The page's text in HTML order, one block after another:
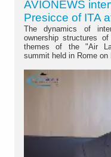
AVIONEWS
Presicce of ITA
The dynamics of
ownership structures
themes of the "Air
summit held in Rome on